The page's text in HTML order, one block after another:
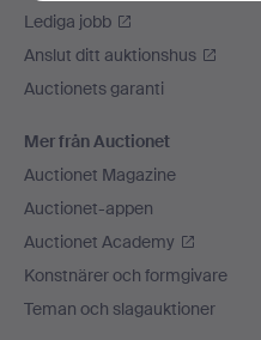
Lediga jobb
Anslut ditt auktionshus
Auctionets garanti
Mer från Auctionet
Auctionet Magazine
Auctionet-appen
Auctionet Academy
Konstnärer och formgivare
Teman och slagauktioner